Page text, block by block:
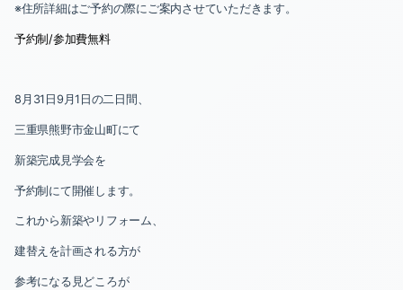
※住所詳細はご予約の際にご案内させていただきます。
予約制/参加費無料
8 月 31 日 9 月1 日の二日間、
三重県熊野市金山町にて
新築完成見学会を
予約制にて開催します。
これから新築やリフォーム、
建替えを計画される方が
参考になる見どころが